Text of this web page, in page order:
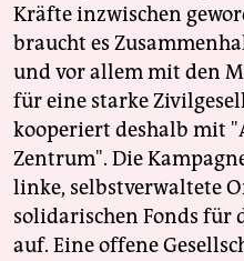
Kräfte inzwischen
braucht es
und vor allem mit den
für eine starke
kooperiert deshalb mit
Zentrum". Die
linke, selbstverwaltete
solidarischen Fonds für
auf. Eine offene